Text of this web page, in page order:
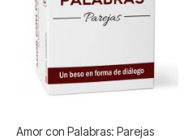
Amor con Palabras: Parejas